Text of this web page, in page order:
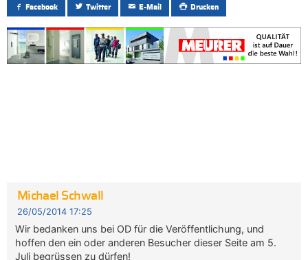
Facebook Twitter E-Mail Drucken
Michael Schwall
26/05/2014 17:25
Wir bedanken uns bei OD für die Veröffentlichung, und
hoffen den ein oder anderen Besucher dieser Seite am 5.
Juli begrüssen zu dürfen!